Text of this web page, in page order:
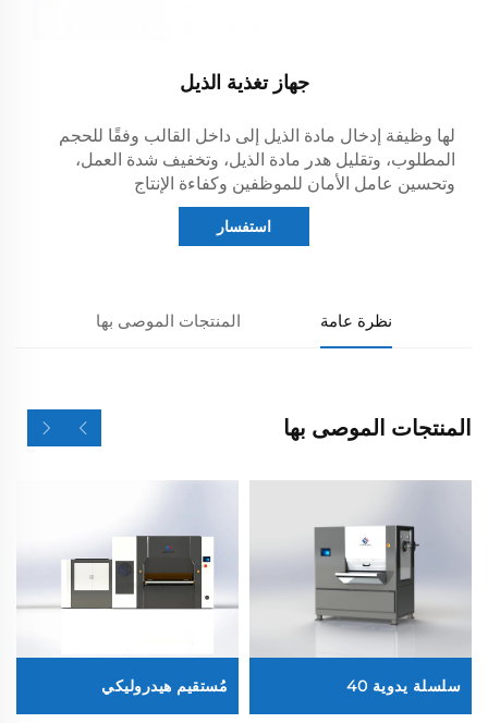
جهاز تغذية الذيل
لها وظيفة إدخال مادة الذيل إلى داخل القالب وفقًا للحجم
المطلوب، وتقليل هدر مادة الذيل، وتخفيف شدة العمل،
وتحسين عامل الأمان للموظفين وكفاءة الإنتاج
استفسار
نظرة عامة المنتجات الموصى بها
المنتجات الموصى بها
سلسلة يدوية 40 مُستقيم هيدروليكي